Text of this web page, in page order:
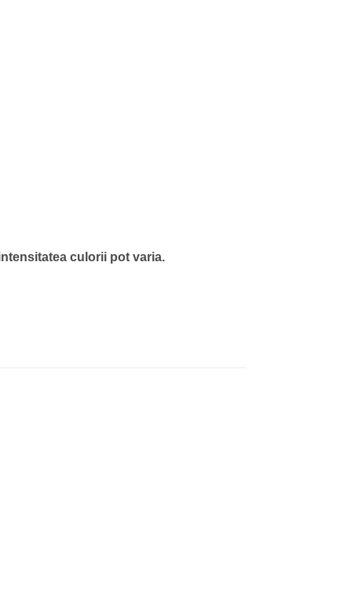
culorii pot varia.